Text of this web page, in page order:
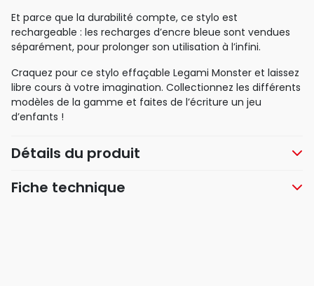
Et parce que la durabilité compte, ce stylo est
rechargeable : les recharges d’encre bleue sont vendues
séparément, pour prolonger son utilisation à l’infini.
Craquez pour ce stylo effaçable Legami Monster et laissez
libre cours à votre imagination. Collectionnez les différents
modèles de la gamme et faites de l’écriture un jeu
d’enfants !
Détails du produit
Fiche technique